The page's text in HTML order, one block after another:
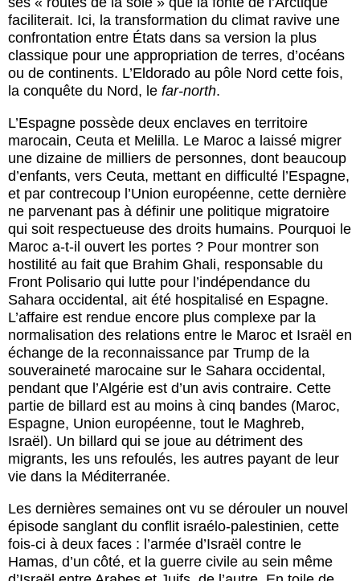
faciliterait. Ici, la transformation du climat ravive une
confrontation entre États dans sa version la plus
classique pour une appropriation de terres, d’océans
ou de continents. L’Eldorado au pôle Nord cette fois,
la conquête du Nord, le far-north.
L’Espagne possède deux enclaves en territoire
marocain, Ceuta et Melilla. Le Maroc a laissé migrer
une dizaine de milliers de personnes, dont beaucoup
d’enfants, vers Ceuta, mettant en difficulté l’Espagne,
et par contrecoup l’Union européenne, cette dernière
ne parvenant pas à définir une politique migratoire
qui soit respectueuse des droits humains. Pourquoi le
Maroc a-t-il ouvert les portes ? Pour montrer son
hostilité au fait que Brahim Ghali, responsable du
Front Polisario qui lutte pour l’indépendance du
Sahara occidental, ait été hospitalisé en Espagne.
L’affaire est rendue encore plus complexe par la
normalisation des relations entre le Maroc et Israël en
échange de la reconnaissance par Trump de la
souveraineté marocaine sur le Sahara occidental,
pendant que l’Algérie est d’un avis contraire. Cette
partie de billard est au moins à cinq bandes (Maroc,
Espagne, Union européenne, tout le Maghreb,
Israël). Un billard qui se joue au détriment des
migrants, les uns refoulés, les autres payant de leur
vie dans la Méditerranée.
Les dernières semaines ont vu se dérouler un nouvel
épisode sanglant du conflit israélo-palestinien, cette
fois-ci à deux faces : l’armée d’Israël contre le
Hamas, d’un côté, et la guerre civile au sein même